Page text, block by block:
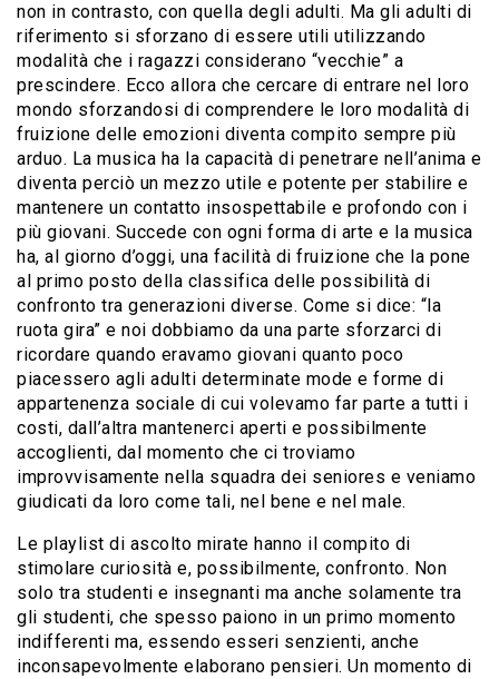
non in contrasto, con quella degli adulti. Ma gli adulti di
riferimento si sforzano di essere utili utilizzando
modalità che i ragazzi considerano “vecchie” a
prescindere. Ecco allora che cercare di entrare nel loro
mondo sforzandosi di comprendere le loro modalità di
fruizione delle emozioni diventa compito sempre più
arduo. La musica ha la capacità di penetrare nell’anima e
diventa perciò un mezzo utile e potente per stabilire e
mantenere un contatto insospettabile e profondo con i
più giovani. Succede con ogni forma di arte e la musica
ha, al giorno d’oggi, una facilità di fruizione che la pone
al primo posto della classifica delle possibilità di
confronto tra generazioni diverse. Come si dice: “la
ruota gira” e noi dobbiamo da una parte sforzarci di
ricordare quando eravamo giovani quanto poco
piacessero agli adulti determinate mode e forme di
appartenenza sociale di cui volevamo far parte a tutti i
costi, dall’altra mantenerci aperti e possibilmente
accoglienti, dal momento che ci troviamo
improvvisamente nella squadra dei seniores e veniamo
giudicati da loro come tali, nel bene e nel male.
Le playlist di ascolto mirate hanno il compito di
stimolare curiosità e, possibilmente, confronto. Non
solo tra studenti e insegnanti ma anche solamente tra
gli studenti, che spesso paiono in un primo momento
indifferenti ma, essendo esseri senzienti, anche
inconsapevolmente elaborano pensieri. Un momento di